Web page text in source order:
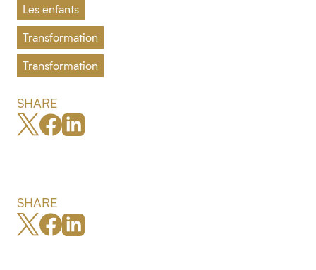
Les enfants
Transformation
Transformation
SHARE
SHARE